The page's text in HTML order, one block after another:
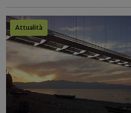
Attualità